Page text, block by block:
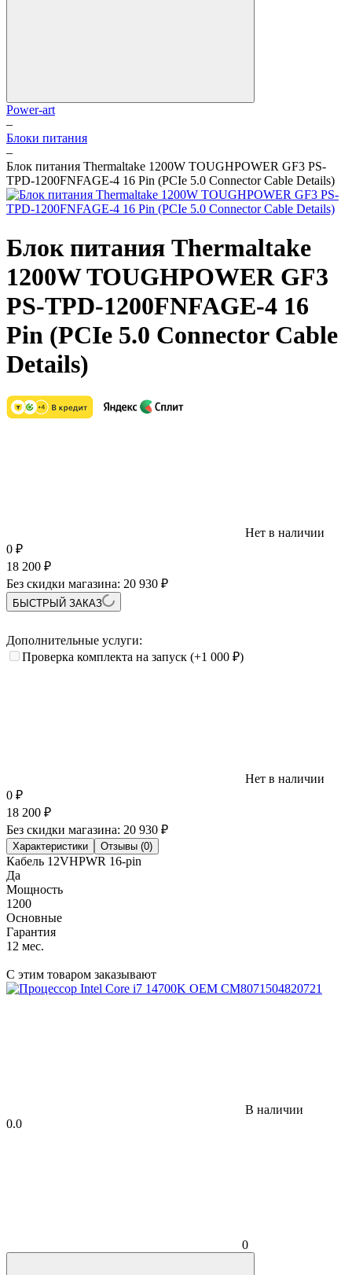
Power-art
–
Блоки питания
–
Блок питания Thermaltake 1200W TOUGHPOWER GF3 PS-
TPD-1200FNFAGE-4 16 Pin (PCIe 5.0 Connector Cable Details)
Блок питания Thermaltake
1200W TOUGHPOWER GF3
PS-TPD-1200FNFAGE-4 16
Pin (PCIe 5.0 Connector Cable
Details)
Нет в наличии
0 ₽
18 200 ₽
Без скидки магазина: 20 930 ₽
БЫСТРЫЙ ЗАКАЗ
Дополнительные услуги:
Проверка комплекта на запуск (+1 000 ₽)
Нет в наличии
0 ₽
18 200 ₽
Без скидки магазина: 20 930 ₽
Характеристики Отзывы (0)
Кабель 12VHPWR 16-pin
Да
Мощность
1200
Основные
Гарантия
12 мес.
С этим товаром заказывают
В наличии
0.0
0